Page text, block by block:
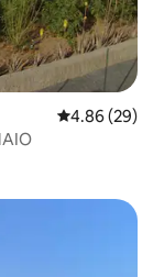
レビュー29
4.86 (29)